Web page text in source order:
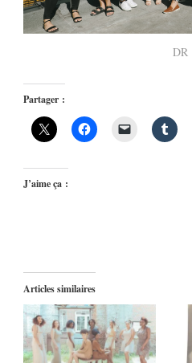
DR
Partager :
J’aime ça :
Articles similaires